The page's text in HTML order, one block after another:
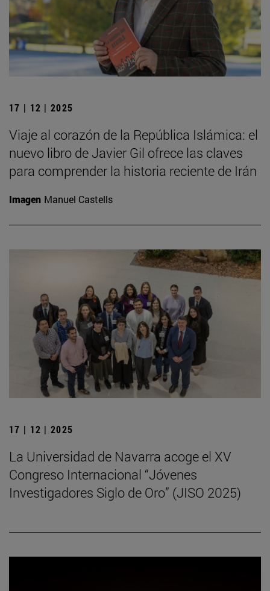
17 | 12 | 2025
Viaje al corazón de la República Islámica: el
nuevo libro de Javier Gil ofrece las claves
para comprender la historia reciente de Irán
Imagen Manuel Castells
17 | 12 | 2025
La Universidad de Navarra acoge el XV
Congreso Internacional “Jóvenes
Investigadores Siglo de Oro” (JISO 2025)